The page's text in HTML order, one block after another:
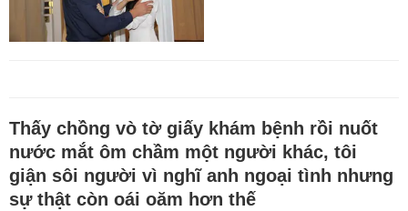
Thấy chồng vò tờ giấy khám bệnh rồi nuốt
nước mắt ôm chầm một người khác, tôi
giận sôi người vì nghĩ anh ngoại tình nhưng
sự thật còn oái oăm hơn thế